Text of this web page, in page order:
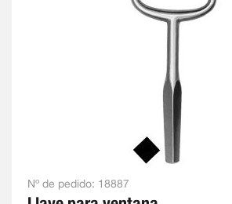
Nº de pedido: 18887